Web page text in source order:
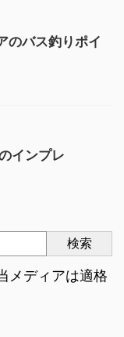
のバス釣りポイ
インプレ
検索
メディアは適格